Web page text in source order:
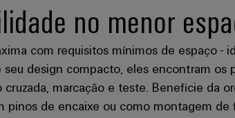
no menor
com requisitos mínimos de espaço -
design compacto, eles encontram os
marcação e teste. Beneficie da
pinos de encaixe ou como montagem de